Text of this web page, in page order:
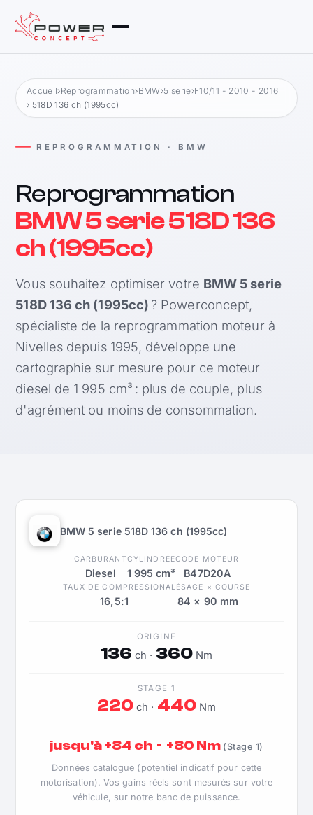
Accueil›Reprogrammation›BMW›5 serie›F10/11 - 2010 - 2016
› 518D 136 ch (1995cc)
REPROGRAMMATION · BMW
Reprogrammation
BMW 5 serie 518D 136
ch (1995cc)
Vous souhaitez optimiser votre BMW 5 serie
518D 136 ch (1995cc)? Powerconcept,
spécialiste de la reprogrammation moteur à
Nivelles depuis 1995, développe une
cartographie sur mesure pour ce moteur
diesel de 1 995 cm³ : plus de couple, plus
d'agrément ou moins de consommation.
BMW 5 serie 518D 136 ch (1995cc)
CARBURANT
Diesel
CYLINDRÉE
1 995 cm³
CODE MOTEUR
B47D20A
TAUX DE COMPRESSION
16,5:1
ALÉSAGE × COURSE
84 × 90 mm
ORIGINE
136 ch · 360Nm
STAGE 1
220 ch · 440Nm
jusqu'à +84 ch · +80 Nm (Stage 1)
Données catalogue (potentiel indicatif pour cette
motorisation). Vos gains réels sont mesurés sur votre
véhicule, sur notre banc de puissance.